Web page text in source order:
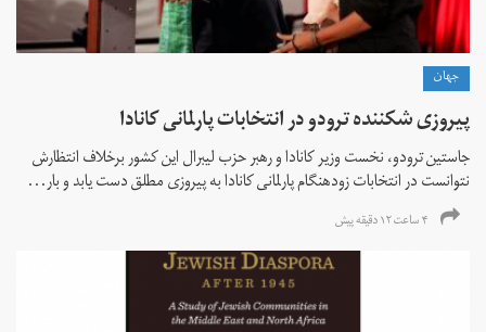
جهان
پیروزی شکننده ترودو در انتخابات پارلمانی کانادا
جاستین ترودو، نخست وزیر کانادا و رهبر حزب لیبرال این کشور برخلاف انتظارش
نتوانست در انتخابات زود‌هنگام پارلمانی کانادا به پیروزی مطلق دست یابد و بار...
۴ ساعت ۱۲ دقیقه پیش